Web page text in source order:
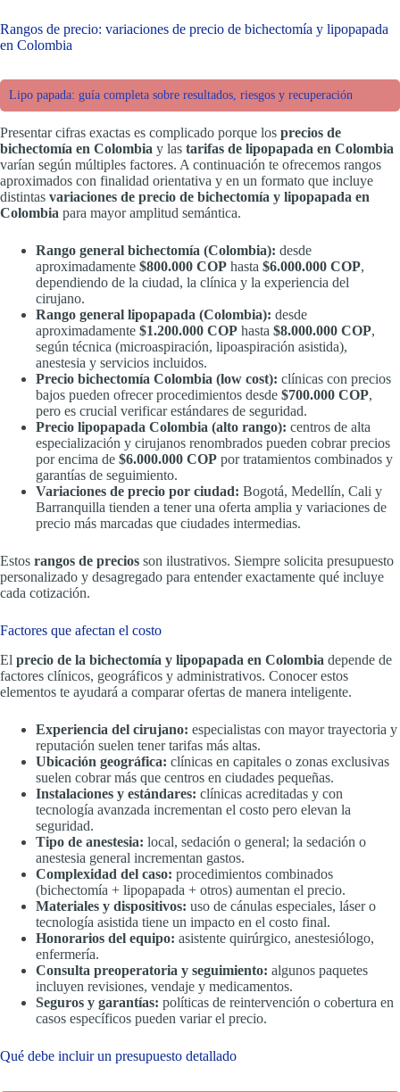
Rangos de precio: variaciones de precio de bichectomía y lipopapada
en Colombia
Lipo papada: guía completa sobre resultados, riesgos y recuperación
Presentar cifras exactas es complicado porque los precios de
bichectomía en Colombia y las tarifas de lipopapada en Colombia
varían según múltiples factores. A continuación te ofrecemos rangos
aproximados con finalidad orientativa y en un formato que incluye
distintas variaciones de precio de bichectomía y lipopapada en
Colombia para mayor amplitud semántica.
Rango general bichectomía (Colombia): desde
aproximadamente $800.000 COP hasta $6.000.000 COP,
dependiendo de la ciudad, la clínica y la experiencia del
cirujano.
Rango general lipopapada (Colombia): desde
aproximadamente $1.200.000 COP hasta $8.000.000 COP,
según técnica (microaspiración, lipoaspiración asistida),
anestesia y servicios incluidos.
Precio bichectomía Colombia (low cost): clínicas con precios
bajos pueden ofrecer procedimientos desde $700.000 COP,
pero es crucial verificar estándares de seguridad.
Precio lipopapada Colombia (alto rango): centros de alta
especialización y cirujanos renombrados pueden cobrar precios
por encima de $6.000.000 COP por tratamientos combinados y
garantías de seguimiento.
Variaciones de precio por ciudad: Bogotá, Medellín, Cali y
Barranquilla tienden a tener una oferta amplia y variaciones de
precio más marcadas que ciudades intermedias.
Estos rangos de precios son ilustrativos. Siempre solicita presupuesto
personalizado y desagregado para entender exactamente qué incluye
cada cotización.
Factores que afectan el costo
El precio de la bichectomía y lipopapada en Colombia depende de
factores clínicos, geográficos y administrativos. Conocer estos
elementos te ayudará a comparar ofertas de manera inteligente.
Experiencia del cirujano: especialistas con mayor trayectoria y
reputación suelen tener tarifas más altas.
Ubicación geográfica: clínicas en capitales o zonas exclusivas
suelen cobrar más que centros en ciudades pequeñas.
Instalaciones y estándares: clínicas acreditadas y con
tecnología avanzada incrementan el costo pero elevan la
seguridad.
Tipo de anestesia: local, sedación o general; la sedación o
anestesia general incrementan gastos.
Complexidad del caso: procedimientos combinados
(bichectomía + lipopapada + otros) aumentan el precio.
Materiales y dispositivos: uso de cánulas especiales, láser o
tecnología asistida tiene un impacto en el costo final.
Honorarios del equipo: asistente quirúrgico, anestesiólogo,
enfermería.
Consulta preoperatoria y seguimiento: algunos paquetes
incluyen revisiones, vendaje y medicamentos.
Seguros y garantías: políticas de reintervención o cobertura en
casos específicos pueden variar el precio.
Qué debe incluir un presupuesto detallado